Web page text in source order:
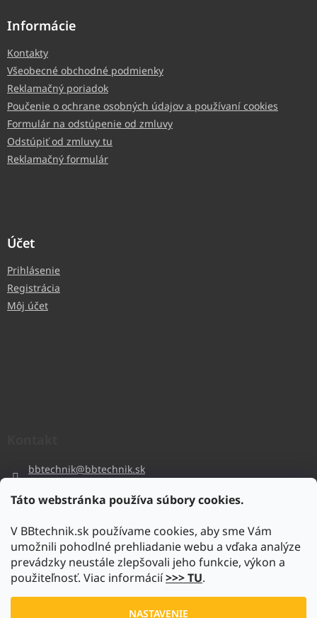
Táto webstránka používa súbory cookies.
V BBtechnik.sk používame cookies, aby sme Vám
umožnili pohodlné prehliadanie webu a vďaka analýze
prevádzky neustále zlepšovali jeho funkcie, výkon a
použiteľnosť. Viac informácií>>> TU.
NASTAVENIE
Informácie
Kontakty
Všeobecné obchodné podmienky
Reklamačný poriadok
Poučenie o ochrane osobných údajov a používaní cookies
Formulár na odstúpenie od zmluvy
Odstúpiť od zmluvy tu
Reklamačný formulár
Účet
Prihlásenie
Registrácia
Môj účet
bbtechnik@bbtechnik.sk
bbtechnik
https://www.youtube.com/@bb-techniks.r.o.7746